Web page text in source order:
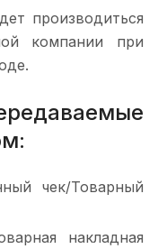
производиться
компании при
чек/Товарный
накладная